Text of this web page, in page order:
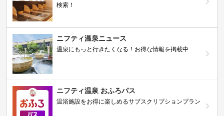
検索！
ニフティ温泉ニュース
温泉にもっと行きたくなる！お得な情報を掲載中
ニフティ温泉 おふろパス
温浴施設をお得に楽しめるサブスクリプションプラン